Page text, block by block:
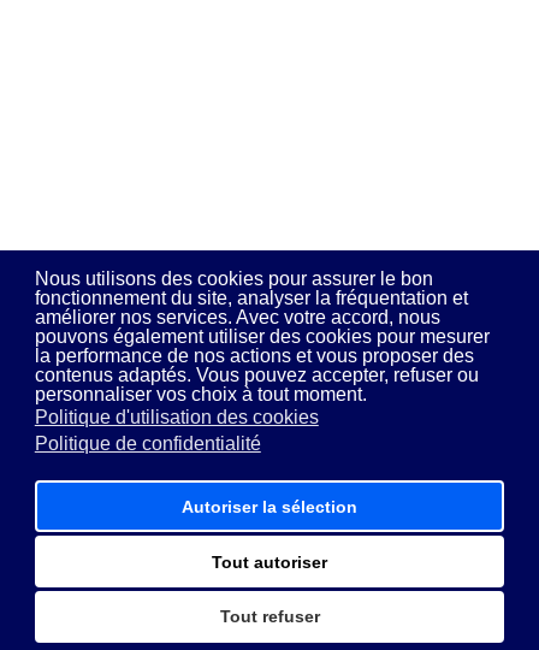
Nous utilisons des cookies pour assurer le bon
fonctionnement du site, analyser la fréquentation et
améliorer nos services. Avec votre accord, nous
pouvons également utiliser des cookies pour mesurer
la performance de nos actions et vous proposer des
contenus adaptés. Vous pouvez accepter, refuser ou
personnaliser vos choix à tout moment.
Politique d'utilisation des cookies
Politique de confidentialité
Autoriser la sélection
Tout autoriser
Tout refuser